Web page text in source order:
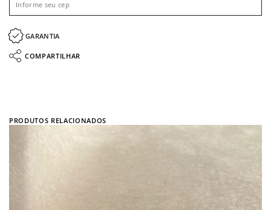
GARANTIA
COMPARTILHAR
PRODUTOS RELACIONADOS